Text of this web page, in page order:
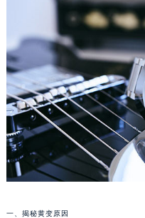
一、揭秘黄变原因